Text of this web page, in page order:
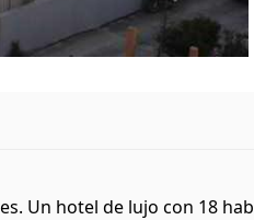
Un hotel de lujo con 18